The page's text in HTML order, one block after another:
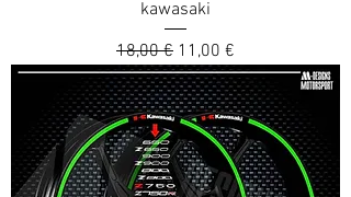
kawasaki
Prix original
18,00 € Prix promotionnel
11,00 €